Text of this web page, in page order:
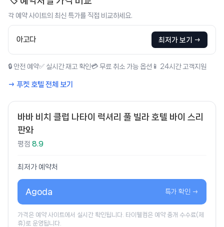
각 예약 사이트의 최신 특가를 직접 비교하세요.
아고다 최저가 보기 →
🔒 안전 예약✅ 실시간 재고 확인 💳 무료 취소 가능 옵션 📱 24시간 고객지원
→ 푸켓 호텔 전체 보기
바바 비치 클럽 나타이 럭셔리 풀 빌라 호텔 바이 스리
판와
평점 8.9
최저가 예약처
Agoda 특가 확인 →
가격은 예약 사이트에서 실시간 확인됩니다. 타이웰컴은 예약 중개 수수료(제
휴)로 운영됩니다.